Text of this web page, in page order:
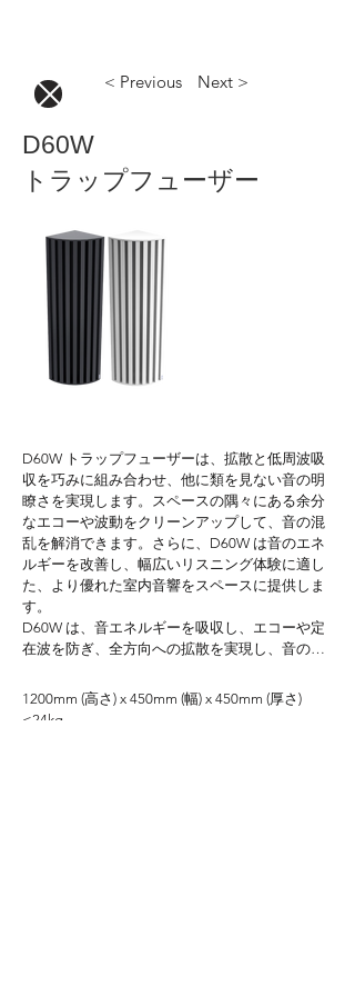
< Previous Next >
D60W
トラップフューザー
D60W トラップフューザーは、拡散と低周波吸
収を巧みに組み合わせ、他に類を見ない音の明
瞭さを実現します。スペースの隅々にある余分
なエコーや波動をクリーンアップして、音の混
乱を解消できます。さらに、D60W は音のエネ
ルギーを改善し、幅広いリスニング体験に適し
た、より優れた室内音響をスペースに提供しま
す。
D60W は、音エネルギーを吸収し、エコーや定
在波を防ぎ、全方向への拡散を実現し、音の明
(80Hz-250Hz) で、最小 63Hz に達します。
1200mm (高さ) x 450mm (幅) x 450mm (厚さ)
≤24kg